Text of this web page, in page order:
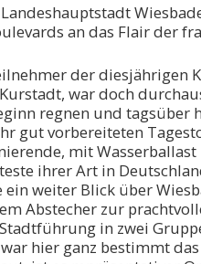
an das Flair der
der diesjährigen
war doch
regnen und tagsüber
gut vorbereiteten
mit
ihrer Art in
weiter Blick über
Abstecher zur
in zwei
hier ganz bestimmt